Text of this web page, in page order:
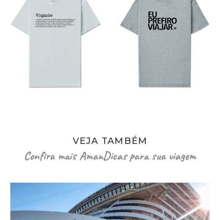
VEJA TAMBÉM
Confira mais AmanDicas para sua viagem